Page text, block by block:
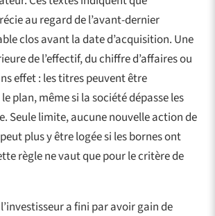
au regard de l’avant-dernier
clos avant la date d’acquisition. Une
de l’effectif, du chiffre d’affaires ou
effet : les titres peuvent être
plan, même si la société dépasse les
Seule limite, aucune nouvelle action de
plus y être logée si les bornes ont
règle ne vaut que pour le critère de
a fini par avoir gain de